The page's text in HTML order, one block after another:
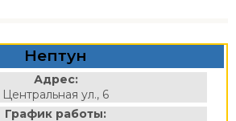
Нептун
Адрес:
Центральная ул., 6
График работы: